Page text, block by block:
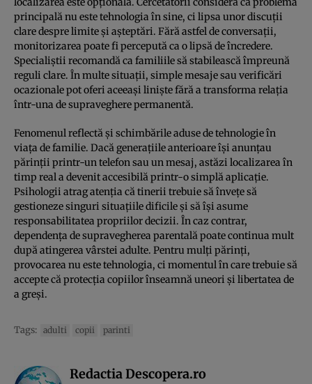
principală nu este tehnologia în sine, ci lipsa unor discuții
clare despre limite și așteptări. Fără astfel de conversații,
monitorizarea poate fi percepută ca o lipsă de încredere.
Specialiștii recomandă ca familiile să stabilească împreună
reguli clare. În multe situații, simple mesaje sau verificări
ocazionale pot oferi aceeași liniște fără a transforma relația
într-una de supraveghere permanentă.
Fenomenul reflectă și schimbările aduse de tehnologie în
viața de familie. Dacă generațiile anterioare își anunțau
părinții printr-un telefon sau un mesaj, astăzi localizarea în
timp real a devenit accesibilă printr-o simplă aplicație.
Psihologii atrag atenția că tinerii trebuie să învețe să
gestioneze singuri situațiile dificile și să își asume
responsabilitatea propriilor decizii. În caz contrar,
dependența de supravegherea parentală poate continua mult
după atingerea vârstei adulte. Pentru mulți părinți,
provocarea nu este tehnologia, ci momentul în care trebuie să
accepte că protecția copiilor înseamnă uneori și libertatea de
a greși.
Tags: adulti copii parinti
Redactia Descopera.ro